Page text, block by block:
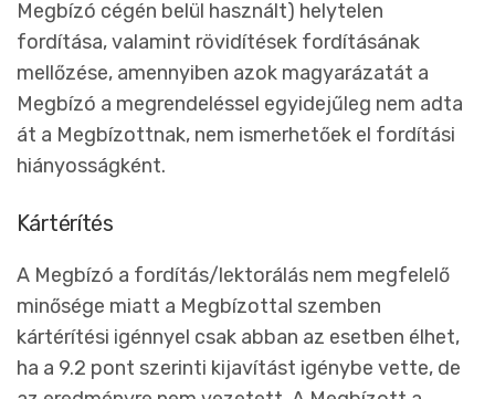
Megbízó cégén belül használt) helytelen
fordítása, valamint rövidítések fordításának
mellőzése, amennyiben azok magyarázatát a
Megbízó a megrendeléssel egyidejűleg nem adta
át a Megbízottnak, nem ismerhetőek el fordítási
hiányosságként.
Kártérítés
A Megbízó a fordítás/lektorálás nem megfelelő
minősége miatt a Megbízottal szemben
kártérítési igénnyel csak abban az esetben élhet,
ha a 9.2 pont szerinti kijavítást igénybe vette, de